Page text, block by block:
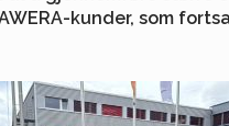
kunder, som